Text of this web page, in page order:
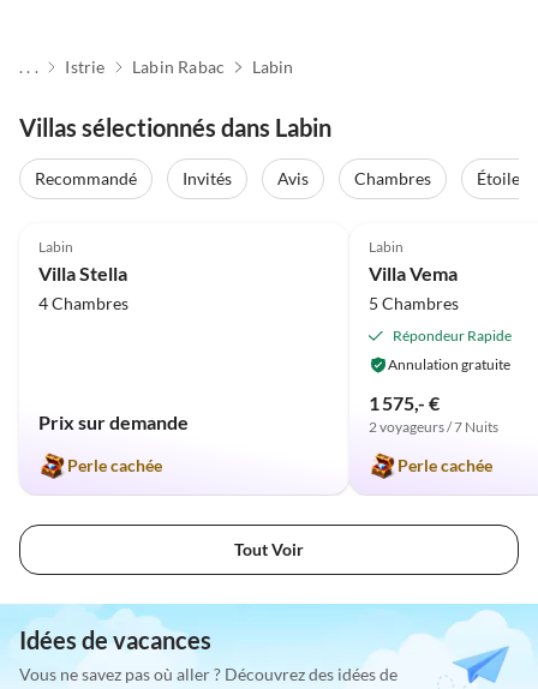
. . . Istrie Labin Rabac Labin
Villas sélectionnés dans Labin
Recommandé Invités Avis Chambres
Étoiles
Labin
Villa Stella
4 Chambres
Prix sur demande
Perle cachée
Labin
Villa Vema
5 Chambres
Répondeur Rapide
Annulation gratuite
1 575,- €
2 voyageurs / 7 Nuits
Perle cachée
Tout Voir
Idées de vacances
Vous ne savez pas où aller ? Découvrez des idées de